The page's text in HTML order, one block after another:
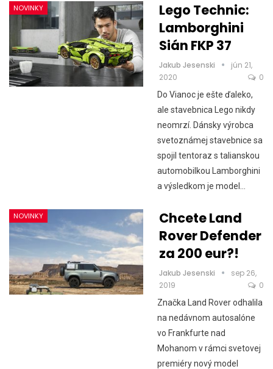
NOVINKY
Lego Technic:
Lamborghini
Sián FKP 37
Jakub Jesenski
jún 21,
2020
0
Do Vianoc je ešte ďaleko,
ale stavebnica Lego nikdy
neomrzí. Dánsky výrobca
svetoznámej stavebnice sa
spojil tentoraz s talianskou
automobilkou Lamborghini
a výsledkom je model…
NOVINKY
Chcete Land
Rover Defender
za 200 eur?!
Jakub Jesenski
sep 26,
2019
0
Značka Land Rover odhalila
na nedávnom autosalóne
vo Frankfurte nad
Mohanom v rámci svetovej
premiéry nový model